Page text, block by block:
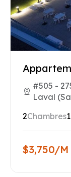
#505 -
Laval
2Chambres1
$3,750/M